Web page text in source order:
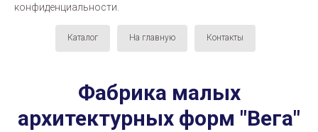
конфиденциальности.
Каталог На главную Контакты
Фабрика малых
архитектурных форм "Вега"